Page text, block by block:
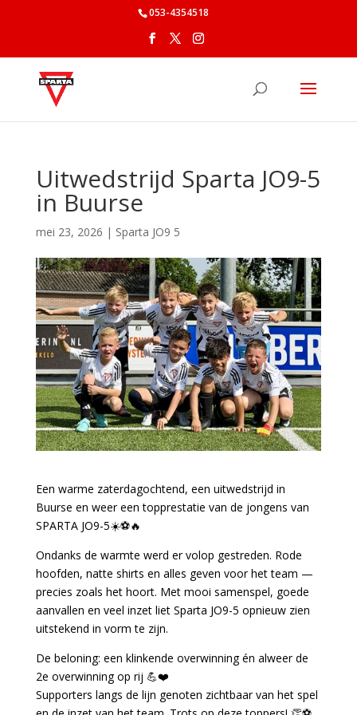
053-4354518
Uitwedstrijd Sparta JO9-5
in Buurse
mei 23, 2026 | Sparta JO9 5
Een warme zaterdagochtend, een uitwedstrijd in
Buurse en weer een topprestatie van de jongens van
SPARTA JO9-5☀️⚽🔥
Ondanks de warmte werd er volop gestreden. Rode
hoofden, natte shirts en alles geven voor het team —
precies zoals het hoort. Met mooi samenspel, goede
aanvallen en veel inzet liet Sparta JO9-5 opnieuw zien
uitstekend in vorm te zijn.
De beloning: een klinkende overwinning én alweer de
2e overwinning op rij 💪❤️
Supporters langs de lijn genoten zichtbaar van het spel